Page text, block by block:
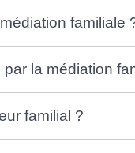
familiale
la médiation
familial ?